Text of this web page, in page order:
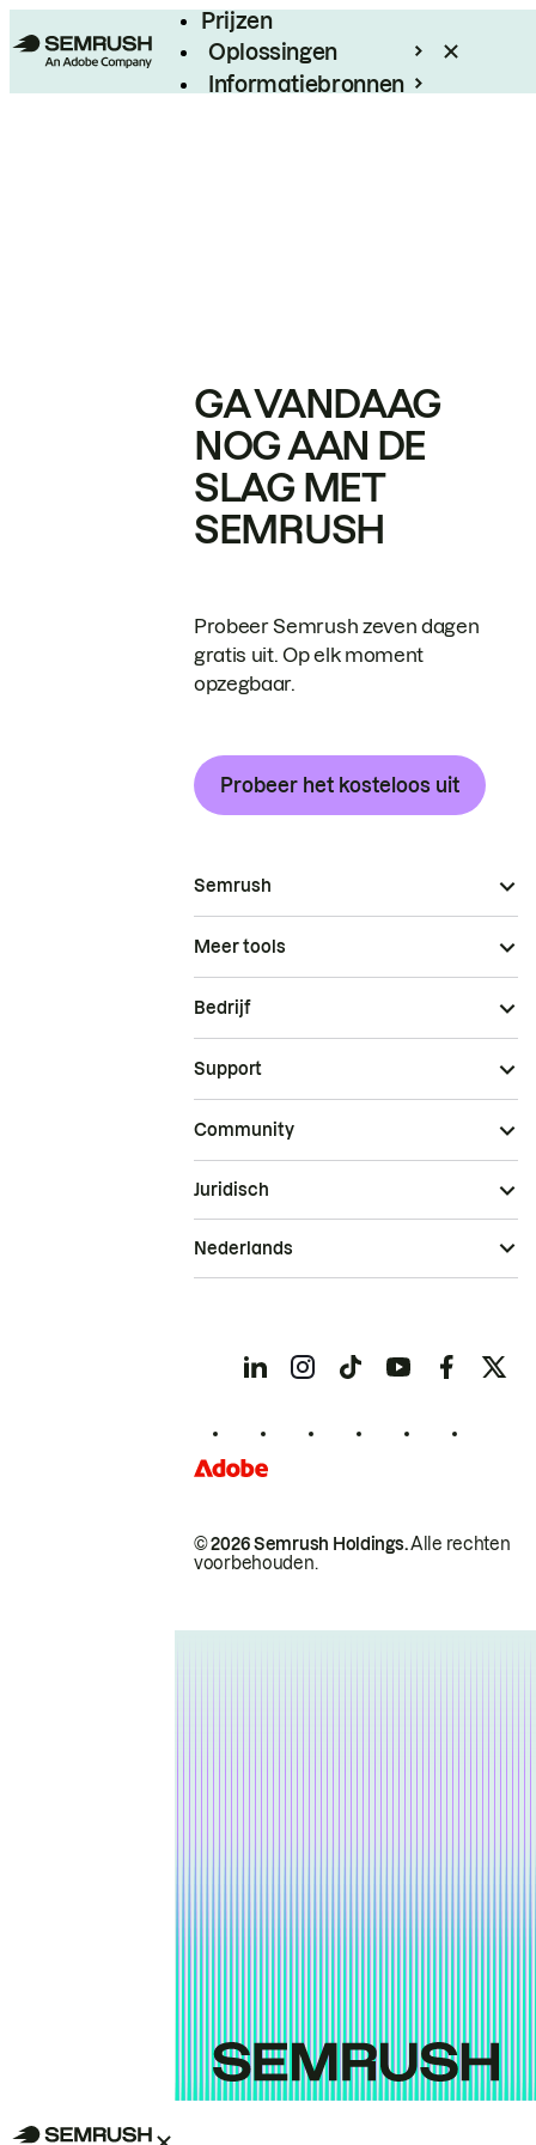
Prijzen
Oplossingen
Informatiebronnen
GA VANDAAG
NOG AAN DE
SLAG MET
SEMRUSH
Probeer Semrush zeven dagen
gratis uit. Op elk moment
opzegbaar.
Probeer het kosteloos uit
Semrush
Meer tools
Bedrijf
Support
Community
© 2026 Semrush Holdings.Alle rechten
voorbehouden.
Juridisch
Nederlands